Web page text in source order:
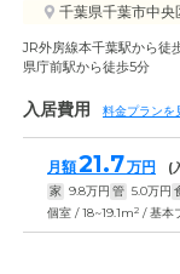
千葉県千葉市中央
JR外房線本千葉駅から徒
県庁前駅から徒歩5分
入居費用 料金プランを
月額21.7万円 (
家 9.8万円 管 5.0万円
個室 / 18~19.1m2 / 基本